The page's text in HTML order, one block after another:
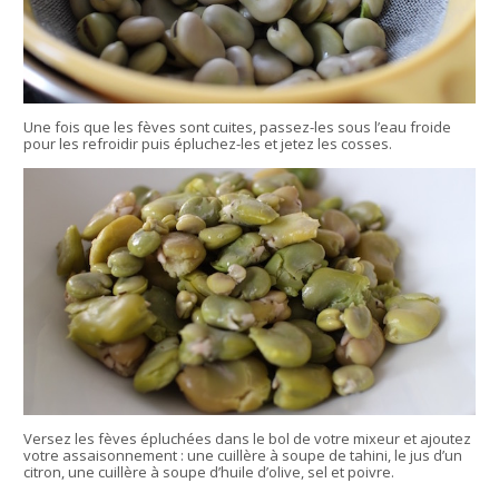
Une fois que les fèves sont cuites, passez-les sous l’eau froide
pour les refroidir puis épluchez-les et jetez les cosses.
Versez les fèves épluchées dans le bol de votre mixeur et ajoutez
votre assaisonnement : une cuillère à soupe de tahini, le jus d’un
citron, une cuillère à soupe d’huile d’olive, sel et poivre.